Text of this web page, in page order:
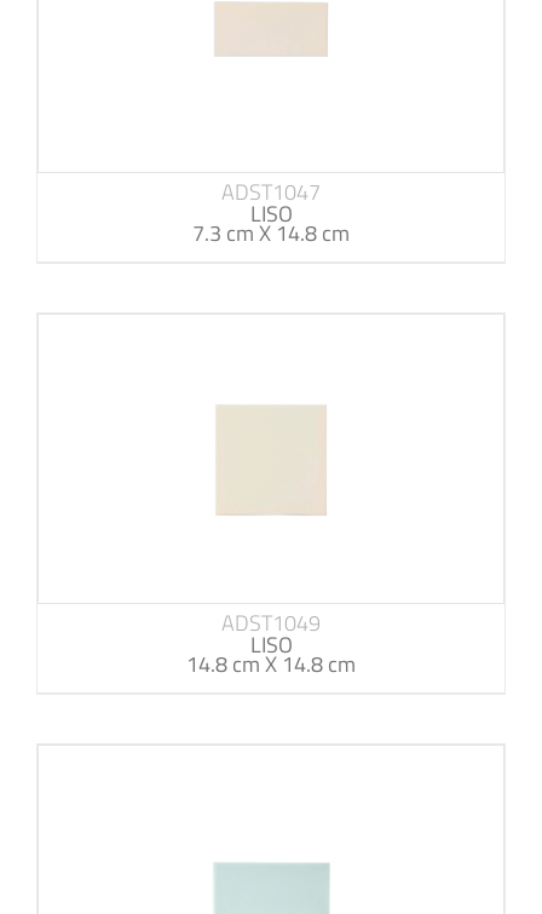
ADST1047
LISO
7.3 cm X 14.8 cm
ADST1049
LISO
14.8 cm X 14.8 cm